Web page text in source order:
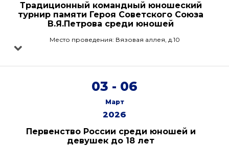
Традиционный командный юношеский
турнир памяти Героя Советского Союза
В.Я.Петрова среди юношей
Место проведения: Вязовая аллея, д.10
03 - 06
Март
2026
Первенство России среди юношей и
девушек до 18 лет